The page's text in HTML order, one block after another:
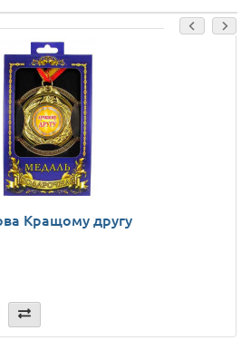
Кращому другу